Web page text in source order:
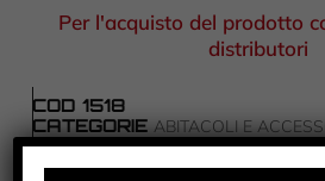
Per l'acquisto del prodotto
distributori
COD 1518
CATEGORIE ABITACOLI E
ACCESSORI,RICAMBI
TAG FORMULA 86/89